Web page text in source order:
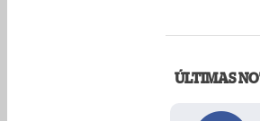
ÚLTIMAS